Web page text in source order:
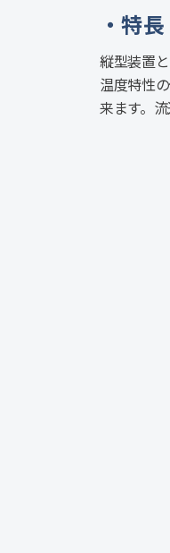
特長
縦型装置
温度特性
来ます。